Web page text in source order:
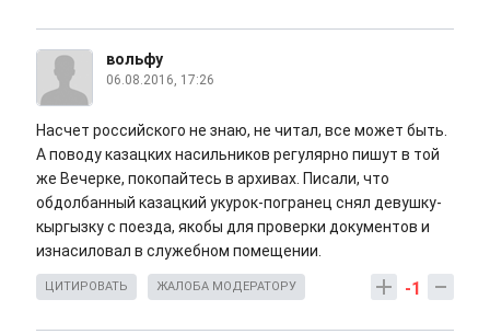
вольфу
06.08.2016, 17:26
Насчет российского не знаю, не читал, все может быть.
А поводу казацких насильников регулярно пишут в той
же Вечерке, покопайтесь в архивах. Писали, что
обдолбанный казацкий укурок-погранец снял девушку-
кыргызку с поезда, якобы для проверки документов и
изнасиловал в служебном помещении.
-1
ЦИТИРОВАТЬ ЖАЛОБА МОДЕРАТОРУ